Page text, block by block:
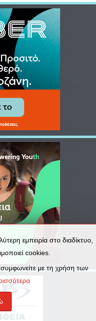
εμπειρία στο διαδίκτυο,
cookies.
με τη χρήση των